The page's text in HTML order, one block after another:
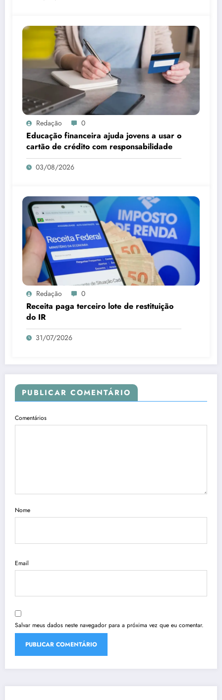
Redação 0
Educação financeira ajuda jovens a usar o
cartão de crédito com responsabilidade
03/08/2026
Redação 0
Receita paga terceiro lote de restituição
do IR
31/07/2026
PUBLICAR COMENTÁRIO
Comentários
Nome
Email
Salvar meus dados neste navegador para a próxima vez que eu comentar.